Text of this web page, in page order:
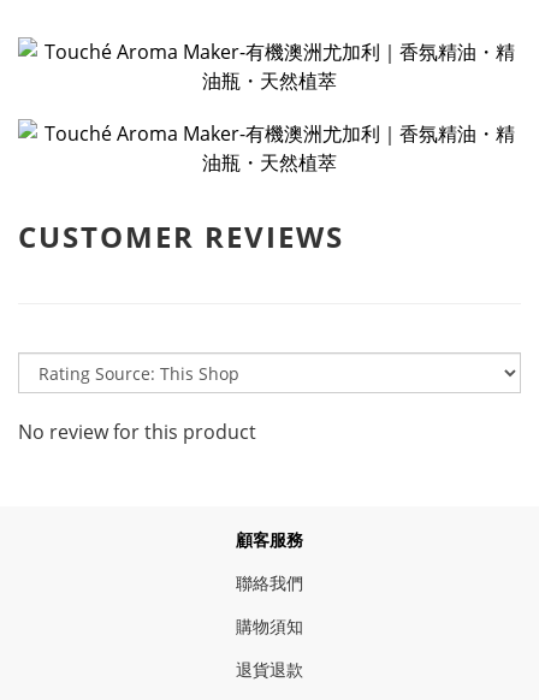
CUSTOMER REVIEWS
No review for this product
顧客服務
聯絡我們
購物須知
退貨退款